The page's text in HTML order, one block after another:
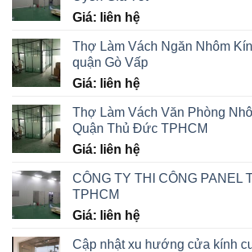
Giá: liên hệ
Thợ Làm Vách Ngăn Nhôm
quận Gò Vấp
Giá: liên hệ
Thợ Làm Vách Văn Phòng
Quận Thủ Đức TPHCM
Giá: liên hệ
CÔNG TY THI CÔNG PANEL
TPHCM
Giá: liên hệ
Cập nhật xu hướng cửa kính